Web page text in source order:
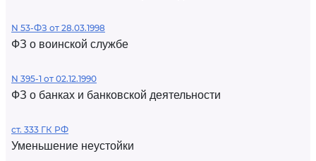
N 53-ФЗ от 28.03.1998
ФЗ о воинской службе
N 395-1 от 02.12.1990
ФЗ о банках и банковской деятельности
ст. 333 ГК РФ
Уменьшение неустойки